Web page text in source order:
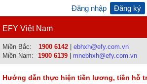
Đăng ký
Đăng nhập
EFY Việt Nam
Miền Bắc: 1900 6142
ebhxh@efy.com.vn
Miền Nam:
1900 6139 mnebhxh@efy.com.vn
Hướng dẫn thực hiện tiền lương, tiền hỗ